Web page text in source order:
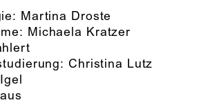
Martina Droste
Michaela Kratzer
Christina Lutz